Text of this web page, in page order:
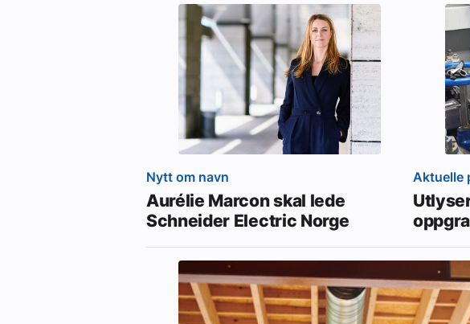
Nytt om navn
Aurélie Marcon skal lede
Schneider Electric Norge
Aktuelle